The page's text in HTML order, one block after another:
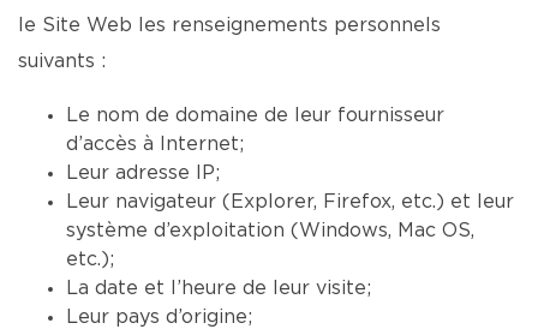
le Site Web les renseignements personnels
suivants :
Le nom de domaine de leur fournisseur
d’accès à Internet;
Leur adresse IP;
Leur navigateur (Explorer, Firefox, etc.) et leur
système d’exploitation (Windows, Mac OS,
etc.);
La date et l’heure de leur visite;
Leur pays d’origine;